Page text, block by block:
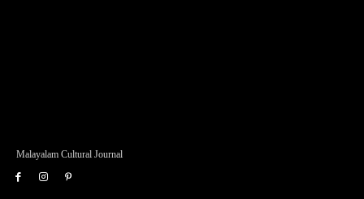
Malayalam Cultural Journal